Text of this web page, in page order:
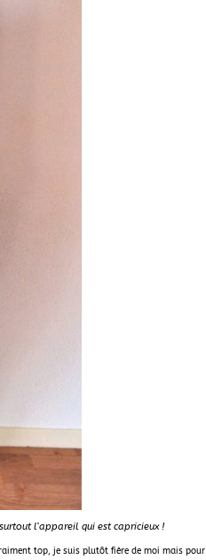
l’appareil qui est capricieux !
top, je suis plutôt fière de moi mais pour